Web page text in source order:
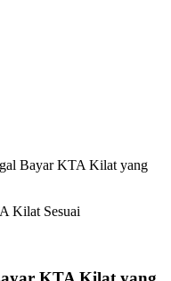
Bayar KTA Kilat yang
Kilat Sesuai